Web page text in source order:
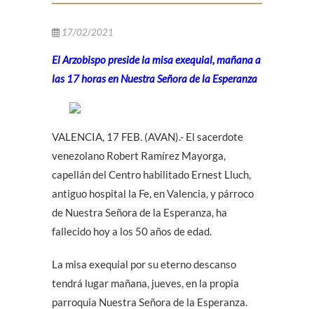
17/02/2021
El Arzobispo preside la misa exequial, mañana a
las 17 horas en Nuestra Señora de la Esperanza
VALENCIA, 17 FEB. (AVAN).- El sacerdote
venezolano Robert Ramírez Mayorga,
capellán del Centro habilitado Ernest Lluch,
antiguo hospital la Fe, en Valencia, y párroco
de Nuestra Señora de la Esperanza, ha
fallecido hoy a los 50 años de edad.
La misa exequial por su eterno descanso
tendrá lugar mañana, jueves, en la propia
parroquia Nuestra Señora de la Esperanza.